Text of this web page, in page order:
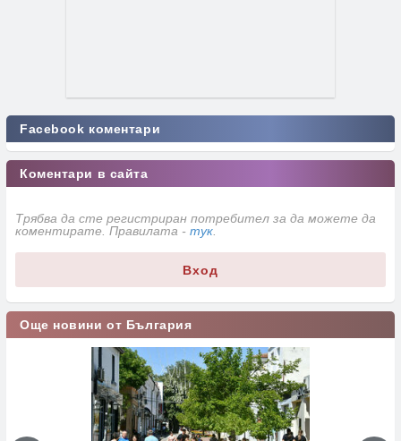
Facebook коментари
Коментари в сайта
Трябва да сте регистриран потребител за да можете да
коментирате. Правилата - тук
Вход
Още новини от България